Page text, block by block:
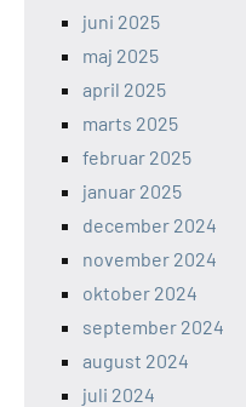
juni 2025
maj 2025
april 2025
marts 2025
februar 2025
januar 2025
december 2024
november 2024
oktober 2024
september 2024
august 2024
juli 2024